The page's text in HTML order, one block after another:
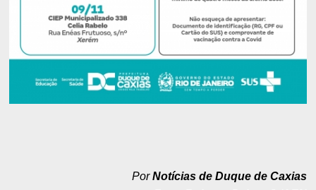
PorNotícias de Duque de Caxias